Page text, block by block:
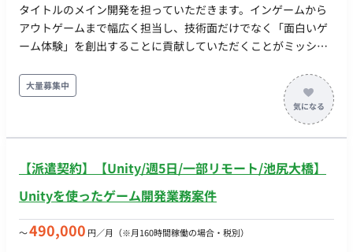
Swift Concurrency/Combine（iOS）、Kotlin
Coroutines（Android） API： GraphQL（Apollo
Client）/REST CI/CD： CircleCI、GitHub Actions、fastlane、
SwiftLint/SwiftFormat/XcodeGenなど（iOS）、
ktlint/Spotless/Dagger Hiltなど（Android） 外部サービス：
GitHub データ分析： Firebase Analytics、BigQueryなど
タイトルのメイン開発を担っていただきます。インゲームから
アウトゲームまで幅広く担当し、技術面だけでなく「面白いゲ
ーム体験」を創出することに貢献していただくことがミッショ
開発全般（インゲーム・アウトゲーム） ・Roblox Studioを使
用した各種システムの実装 ・状況に応じた簡単なマップ作成・
以上のため、社会保険加入必須） ・ 稼働量：週5日 稼働曜日：
働き方：一部リモート（東京都目黒区青葉台） ※月・水・金は
オフィス出社、火・木は在宅勤務 ・交通費：別途支給 ・時給：
2,800円～3,000円 ※経験・スキルによりご相談 ・契約期間：長
期 ・募集人数：1名 ・その他 月末締め、25日支払い
大量募集中
【派遣契約】【Unity/週5日/一部リモート/池尻大橋】
Unityを使ったゲーム開発業務案件
〜490,000 円／月 （※月160時間稼働の場合・税別）